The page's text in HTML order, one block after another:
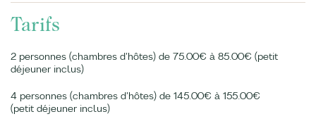
Tarifs
2 personnes (chambres d'hôtes) de 75.00€ à 85.00€ (petit
déjeuner inclus)
4 personnes (chambres d'hôtes) de 145.00€ à 155.00€
(petit déjeuner inclus)